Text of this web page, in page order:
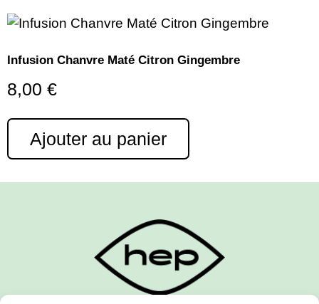
Infusion Chanvre Maté Citron Gingembre
8,00 €
Ajouter au panier